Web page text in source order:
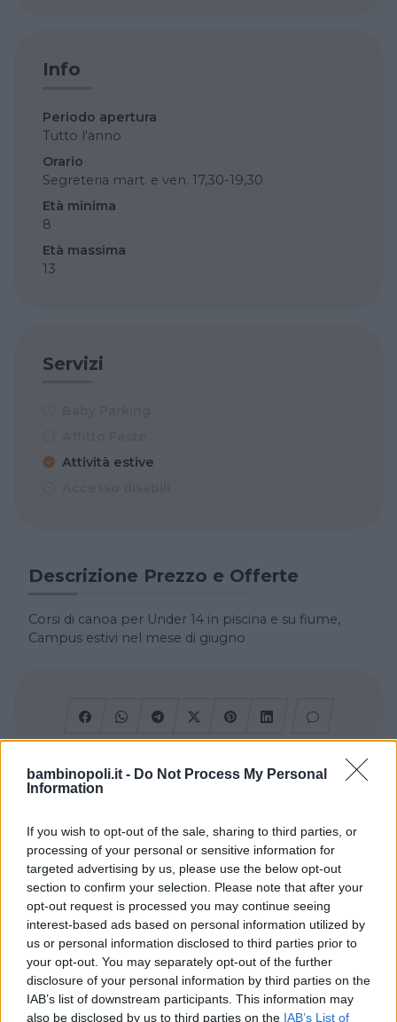
bambinopoli.it - Do Not Process My Personal
Information
If you wish to opt-out of the sale, sharing to third parties, or
processing of your personal or sensitive information for
targeted advertising by us, please use the below opt-out
section to confirm your selection. Please note that after your
opt-out request is processed you may continue seeing
interest-based ads based on personal information utilized by
us or personal information disclosed to third parties prior to
your opt-out. You may separately opt-out of the further
disclosure of your personal information by third parties on the
IAB’s list of downstream participants. This information may
also be disclosed by us to third parties on the IAB’s List of
Info
Periodo apertura
Tutto l'anno
Orario
Segreteria mart. e ven. 17,30-19,30
Età minima
8
Età massima
13
Servizi
Attività estive
Descrizione Prezzo e Offerte
Corsi di canoa per Under 14 in piscina e su fiume,
Campus estivi nel mese di giugno
Cerca altre strutture
Alberghi
Valigie per il Parto